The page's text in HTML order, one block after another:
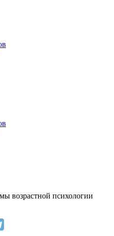
возрастной психологии